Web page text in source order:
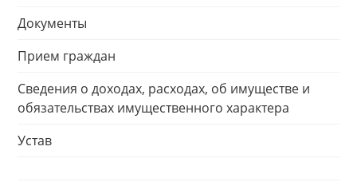
Документы
Прием граждан
Сведения о доходах, расходах, об имуществе и
обязательствах имущественного характера
Устав